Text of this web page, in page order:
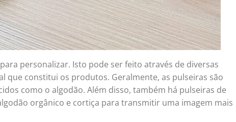
personalizar. Isto pode ser feito através de diversas
que constitui os produtos. Geralmente, as pulseiras são
como o algodão. Além disso, também há pulseiras de
orgânico e cortiça para transmitir uma imagem mais